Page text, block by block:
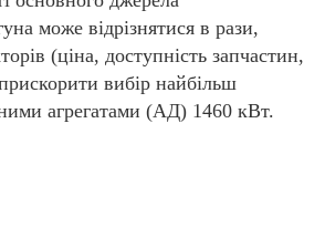
може відрізнятися в рази,
(ціна, доступність запчастин,
вибір найбільш
агрегатами (АД) 1460 кВт.